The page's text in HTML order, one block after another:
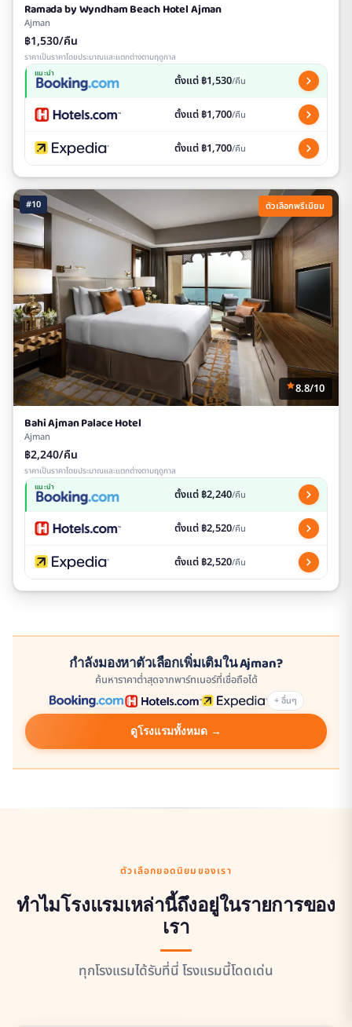
Ramada by Wyndham Beach Hotel Ajman
Ajman
฿1,530/คืน
ราคาเป็นราคาโดยประมาณและแตกต่างตามฤดูกาล
แนะนำ ตั้งแต่ ฿1,530/คืน
ตั้งแต่ ฿1,700/คืน
ตั้งแต่ ฿1,700/คืน
#10 ตัวเลือกพรีเมียม
8.8/10
Bahi Ajman Palace Hotel
Ajman
฿2,240/คืน
ราคาเป็นราคาโดยประมาณและแตกต่างตามฤดูกาล
แนะนำ ตั้งแต่ ฿2,240/คืน
ตั้งแต่ ฿2,520/คืน
ตั้งแต่ ฿2,520/คืน
กำลังมองหาตัวเลือกเพิ่มเติมใน Ajman?
ค้นหาราคาต่ำสุดจากพาร์ทเนอร์ที่เชื่อถือได้
+ อื่นๆ
ดูโรงแรมทั้งหมด →
ตัวเลือกยอดนิยมของเรา
ทำไมโรงแรมเหล่านี้ถึงอยู่ในรายการของ
เรา
ทุกโรงแรมได้รับที่นี่ โรงแรมนี้โดดเด่น